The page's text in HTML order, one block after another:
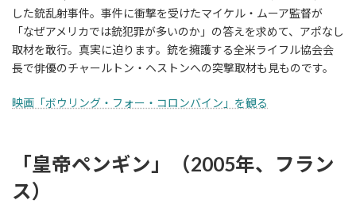
した銃乱射事件。事件に衝撃を受けたマイケル・ムーア監督が
「なぜアメリカでは銃犯罪が多いのか」の答えを求めて、アポなし
取材を敢行。真実に迫ります。銃を擁護する全米ライフル協会会
長で俳優のチャールトン・ヘストンへの突撃取材も見ものです。
映画「ボウリング・フォー・コロンバイン」を観る
「皇帝ペンギン」（2005年、フラン
ス）